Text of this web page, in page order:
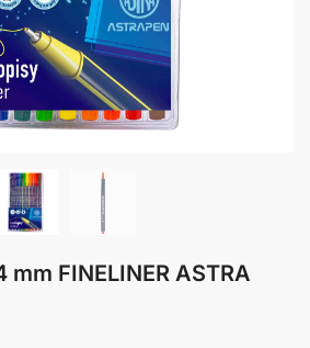
mm FINELINER ASTRA